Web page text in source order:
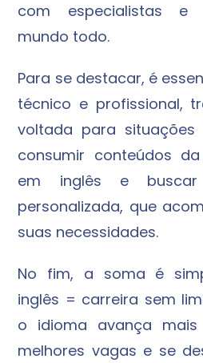
com especialistas e
mundo todo.
Para se destacar, é
técnico e profissional,
voltada para
consumir conteúdos
em inglês e
personalizada, que
suas necessidades.
No fim, a soma é
inglês = carreira sem
o idioma avança mais
melhores vagas e se